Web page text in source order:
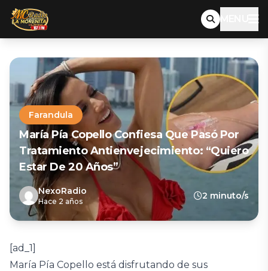
MENU
Farandula
María Pía Copello Confiesa Que Pasó Por
Tratamiento Antienvejecimiento: “Quiero
Estar De 20 Años”
NexoRadio
Hace 2 años
2 minuto/s
[ad_1]
María Pía Copello está disfrutando de sus